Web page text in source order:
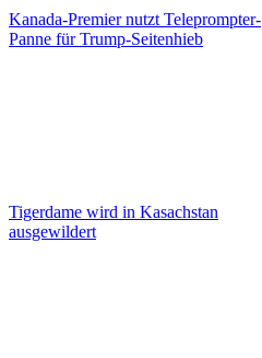
Kanada-Premier nutzt Teleprompter-
Panne für Trump-Seitenhieb
Tigerdame wird in Kasachstan
ausgewildert